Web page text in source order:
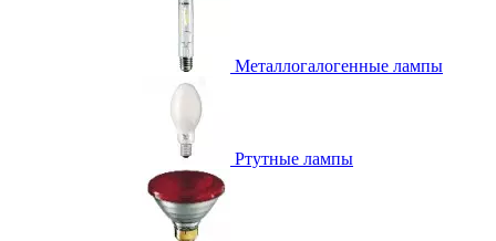
Металлогалогенные лампы
Ртутные лампы